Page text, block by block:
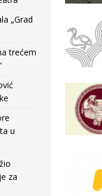
„Grad
trećem
u
za